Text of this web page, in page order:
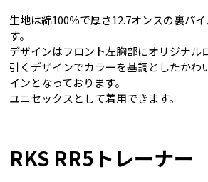
生地は綿100％で厚さ12.7オンスの裏パ
す。
デザインはフロント左胸部にオリジナル
引くデザインでカラーを基調としたかわ
インとなっております。
ユニセックスとして着用できます。
RKS RR5トレーナー